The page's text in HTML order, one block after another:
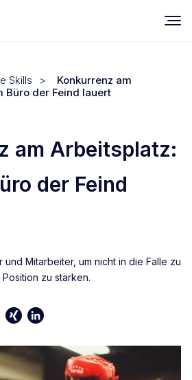
Skills >
Konkurrenz am
Büro der Feind lauert
am Arbeitsplatz:
der Feind
Mitarbeiter, um nicht in die Falle zu
zu stärken.
XINGLinkedIn